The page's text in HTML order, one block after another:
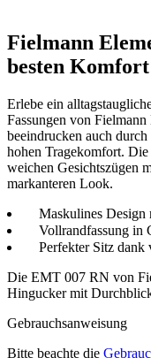
Fielmann
besten Komfort
Erlebe ein
Fassungen von
beeindrucken auch
hohen Tragekomfort.
weichen Gesichtszügen
markanteren Look.
Maskulines Design
Vollrandfassung in
Perfekter Sitz dank
Die EMT 007 RN von
Hingucker mit
Gebrauchsanweisung
Bitte beachte die